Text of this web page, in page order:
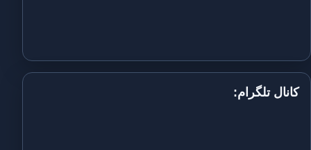
کانال تلگرام: